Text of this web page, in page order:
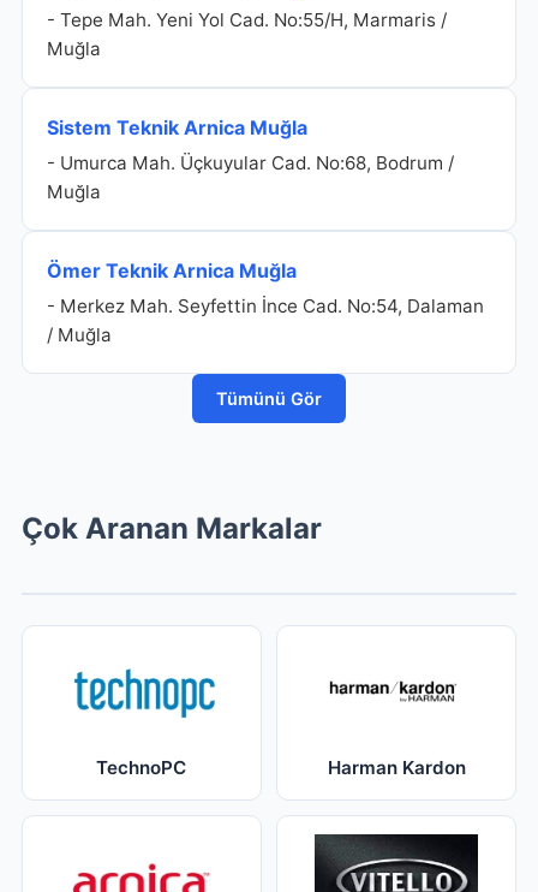
- Tepe Mah. Yeni Yol Cad. No:55/H, Marmaris /
Muğla
Sistem Teknik Arnica Muğla
- Umurca Mah. Üçkuyular Cad. No:68, Bodrum /
Muğla
Ömer Teknik Arnica Muğla
- Merkez Mah. Seyfettin İnce Cad. No:54, Dalaman
/ Muğla
Tümünü Gör
Çok Aranan Markalar
TechnoPC Harman Kardon